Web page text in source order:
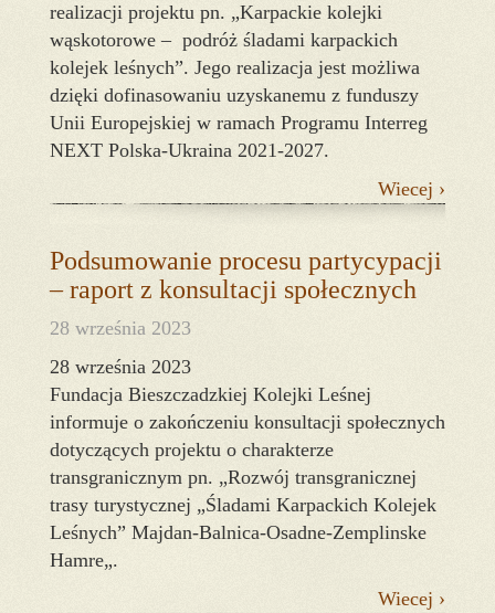
realizacji projektu pn. „Karpackie kolejki
wąskotorowe – podróż śladami karpackich
kolejek leśnych”. Jego realizacja jest możliwa
dzięki dofinasowaniu uzyskanemu z funduszy
Unii Europejskiej w ramach Programu Interreg
NEXT Polska-Ukraina 2021-2027.
Wiecej ›
Podsumowanie procesu partycypacji
– raport z konsultacji społecznych
28 września 2023
28 września 2023
Fundacja Bieszczadzkiej Kolejki Leśnej
informuje o zakończeniu konsultacji społecznych
dotyczących projektu o charakterze
transgranicznym pn. „Rozwój transgranicznej
trasy turystycznej „Śladami Karpackich Kolejek
Leśnych” Majdan-Balnica-Osadne-Zemplinske
Hamre„.
Wiecej ›